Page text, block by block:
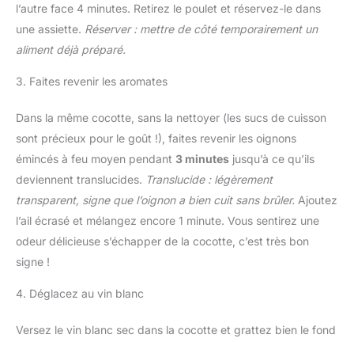
l’autre face 4 minutes. Retirez le poulet et réservez-le dans
une assiette. Réserver : mettre de côté temporairement un
aliment déjà préparé.
3. Faites revenir les aromates
Dans la même cocotte, sans la nettoyer (les sucs de cuisson
sont précieux pour le goût !), faites revenir les oignons
émincés à feu moyen pendant 3 minutes jusqu’à ce qu’ils
deviennent translucides. Translucide : légèrement
transparent, signe que l’oignon a bien cuit sans brûler. Ajoutez
l’ail écrasé et mélangez encore 1 minute. Vous sentirez une
odeur délicieuse s’échapper de la cocotte, c’est très bon
signe !
4. Déglacez au vin blanc
Versez le vin blanc sec dans la cocotte et grattez bien le fond